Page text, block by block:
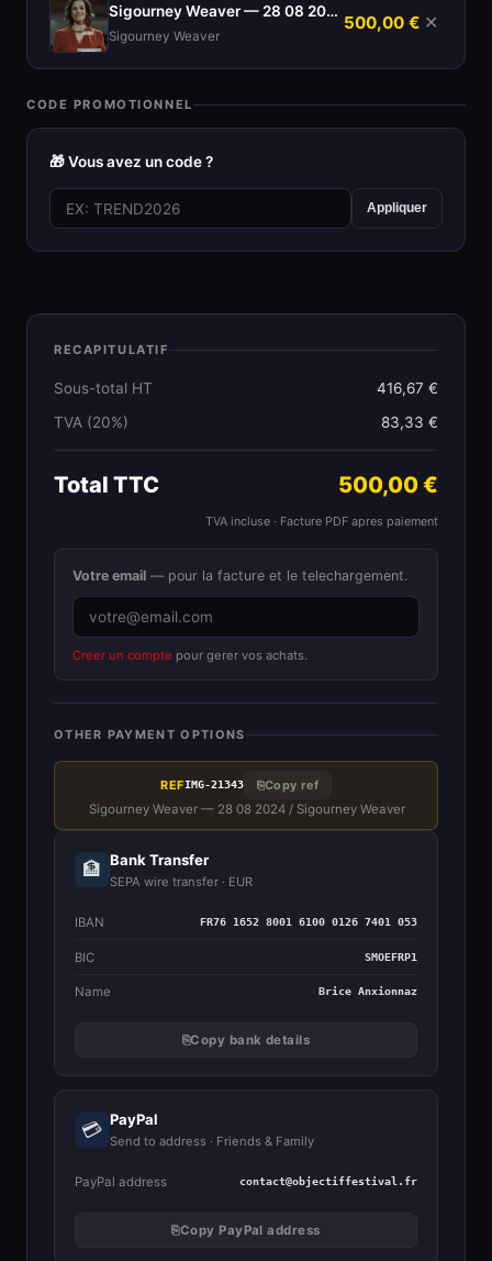
Sigourney Weaver — 28 08 2024
Sigourney Weaver
500,00 € ✕
CODE PROMOTIONNEL
🎁 Vous avez un code ?
Appliquer
RECAPITULATIF
Sous-total HT
416,67 €
TVA (20%)
83,33 €
Total TTC 500,00 €
TVA incluse · Facture PDF apres paiement
Votre email — pour la facture et le telechargement.
Creer un compte pour gerer vos achats.
OTHER PAYMENT OPTIONS
REFIMG-21343 ⎘Copy ref
Sigourney Weaver — 28 08 2024 / Sigourney Weaver
🏦 Bank Transfer
SEPA wire transfer · EUR
IBAN FR76 1652 8001 6100 0126 7401 053
BIC SMOEFRP1
Name Brice Anxionnaz
⎘Copy bank details
💳 PayPal
Send to address · Friends & Family
PayPal address contact@objectiffestival.fr
⎘Copy PayPal address